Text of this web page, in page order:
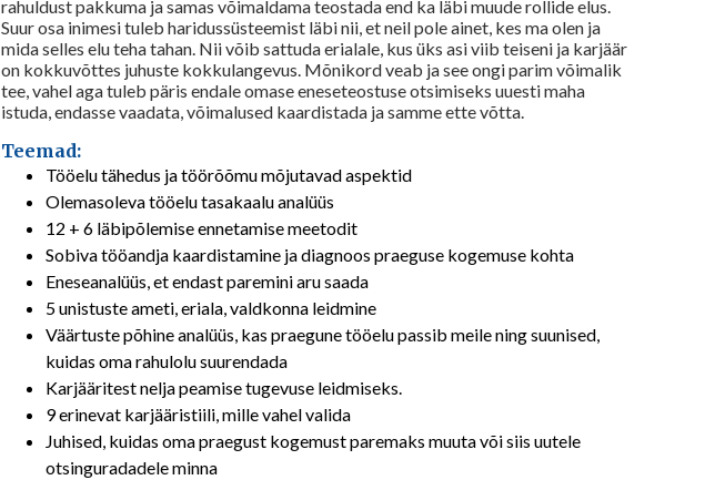
rahuldust pakkuma ja samas võimaldama teostada end ka läbi muude rollide elus.
Suur osa inimesi tuleb haridussüsteemist läbi nii, et neil pole ainet, kes ma olen ja
mida selles elu teha tahan. Nii võib sattuda erialale, kus üks asi viib teiseni ja karjäär
on kokkuvõttes juhuste kokkulangevus. Mõnikord veab ja see ongi parim võimalik
tee, vahel aga tuleb päris endale omase eneseteostuse otsimiseks uuesti maha
istuda, endasse vaadata, võimalused kaardistada ja samme ette võtta.
Teemad:
Tööelu tähedus ja töörõõmu mõjutavad aspektid
Olemasoleva tööelu tasakaalu analüüs
12 + 6 läbipõlemise ennetamise meetodit
Sobiva tööandja kaardistamine ja diagnoos praeguse kogemuse kohta
Eneseanalüüs, et endast paremini aru saada
5 unistuste ameti, eriala, valdkonna leidmine
Väärtuste põhine analüüs, kas praegune tööelu passib meile ning suunised,
kuidas oma rahulolu suurendada
Karjääritest nelja peamise tugevuse leidmiseks.
9 erinevat karjääristiili, mille vahel valida
Juhised, kuidas oma praegust kogemust paremaks muuta või siis uutele
otsinguradadele minna